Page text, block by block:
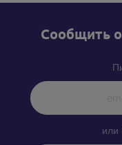
Cообщить
или